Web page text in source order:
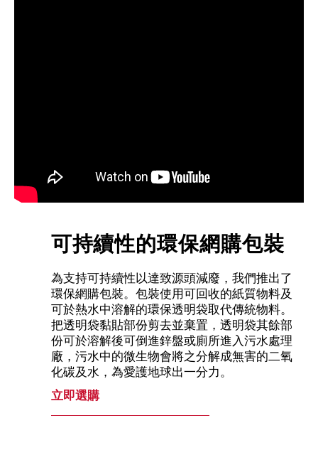
可持續性的環保網購包裝
為支持可持續性以達致源頭減廢，我們推出了
環保網購包裝。包裝使用可回收的紙質物料及
可於熱水中溶解的環保透明袋取代傳統物料。
把透明袋黏貼部份剪去並棄置，透明袋其餘部
份可於溶解後可倒進鋅盤或廁所進入污水處理
廠，污水中的微生物會將之分解成無害的二氧
化碳及水，為愛護地球出一分力。
立即選購